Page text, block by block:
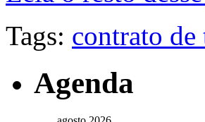
Tags: contrato de
Agenda